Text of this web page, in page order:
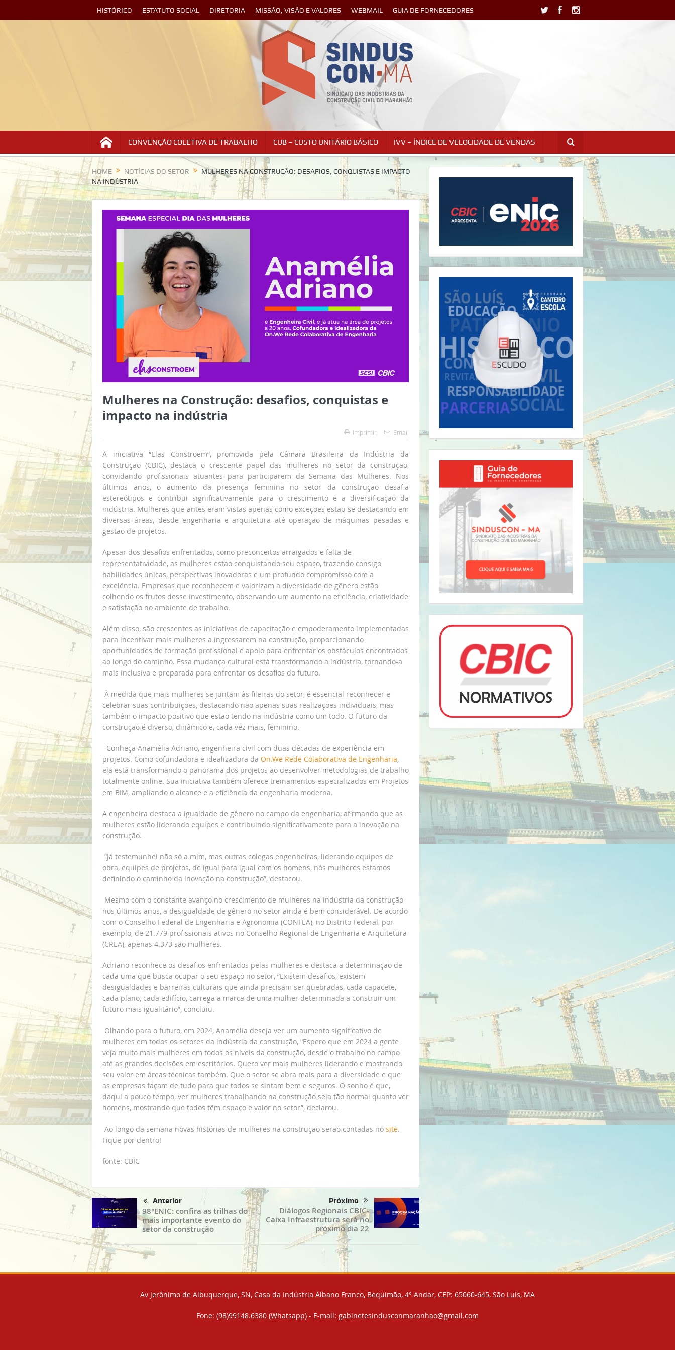
HISTÓRICO ESTATUTO SOCIAL DIRETORIA MISSÃO, VISÃO E VALORES WEBMAIL GUIA DE FORNECEDORES
CONVENÇÃO COLETIVA DE TRABALHO CUB – CUSTO UNITÁRIO BÁSICO IVV – ÍNDICE DE VELOCIDADE DE VENDAS
HOME NOTÍCIAS DO SETOR
MULHERES NA CONSTRUÇÃO: DESAFIOS, CONQUISTAS E IMPACTO
NA INDÚSTRIA
Mulheres na Construção: desafios, conquistas e
impacto na indústria
Imprimir Email
A iniciativa “Elas Constroem”, promovida pela Câmara Brasileira da Indústria da
Construção (CBIC), destaca o crescente papel das mulheres no setor da construção,
convidando profissionais atuantes para participarem da Semana das Mulheres. Nos
últimos anos, o aumento da presença feminina no setor da construção desafia
estereótipos e contribui significativamente para o crescimento e a diversificação da
indústria. Mulheres que antes eram vistas apenas como exceções estão se destacando em
diversas áreas, desde engenharia e arquitetura até operação de máquinas pesadas e
gestão de projetos.
Apesar dos desafios enfrentados, como preconceitos arraigados e falta de
representatividade, as mulheres estão conquistando seu espaço, trazendo consigo
habilidades únicas, perspectivas inovadoras e um profundo compromisso com a
excelência. Empresas que reconhecem e valorizam a diversidade de gênero estão
colhendo os frutos desse investimento, observando um aumento na eficiência, criatividade
e satisfação no ambiente de trabalho.
Além disso, são crescentes as iniciativas de capacitação e empoderamento implementadas
para incentivar mais mulheres a ingressarem na construção, proporcionando
oportunidades de formação profissional e apoio para enfrentar os obstáculos encontrados
ao longo do caminho. Essa mudança cultural está transformando a indústria, tornando-a
mais inclusiva e preparada para enfrentar os desafios do futuro.
À medida que mais mulheres se juntam às fileiras do setor, é essencial reconhecer e
celebrar suas contribuições, destacando não apenas suas realizações individuais, mas
também o impacto positivo que estão tendo na indústria como um todo. O futuro da
construção é diverso, dinâmico e, cada vez mais, feminino.
Conheça Anamélia Adriano, engenheira civil com duas décadas de experiência em
projetos. Como cofundadora e idealizadora da On.We Rede Colaborativa de Engenharia,
ela está transformando o panorama dos projetos ao desenvolver metodologias de trabalho
totalmente online. Sua iniciativa também oferece treinamentos especializados em Projetos
em BIM, ampliando o alcance e a eficiência da engenharia moderna.
A engenheira destaca a igualdade de gênero no campo da engenharia, afirmando que as
mulheres estão liderando equipes e contribuindo significativamente para a inovação na
construção.
“Já testemunhei não só a mim, mas outras colegas engenheiras, liderando equipes de
obra, equipes de projetos, de igual para igual com os homens, nós mulheres estamos
definindo o caminho da inovação na construção”, destacou.
Mesmo com o constante avanço no crescimento de mulheres na indústria da construção
nos últimos anos, a desigualdade de gênero no setor ainda é bem considerável. De acordo
com o Conselho Federal de Engenharia e Agronomia (CONFEA), no Distrito Federal, por
exemplo, de 21.779 profissionais ativos no Conselho Regional de Engenharia e Arquitetura
(CREA), apenas 4.373 são mulheres.
Adriano reconhece os desafios enfrentados pelas mulheres e destaca a determinação de
cada uma que busca ocupar o seu espaço no setor, “Existem desafios, existem
desigualdades e barreiras culturais que ainda precisam ser quebradas, cada capacete,
cada plano, cada edifício, carrega a marca de uma mulher determinada a construir um
futuro mais igualitário”, concluiu.
Olhando para o futuro, em 2024, Anamélia deseja ver um aumento significativo de
mulheres em todos os setores da indústria da construção, “Espero que em 2024 a gente
veja muito mais mulheres em todos os níveis da construção, desde o trabalho no campo
até as grandes decisões em escritórios. Quero ver mais mulheres liderando e mostrando
seu valor em áreas técnicas também. Que o setor se abra mais para a diversidade e que
as empresas façam de tudo para que todos se sintam bem e seguros. O sonho é que,
daqui a pouco tempo, ver mulheres trabalhando na construção seja tão normal quanto ver
homens, mostrando que todos têm espaço e valor no setor”, declarou.
Ao longo da semana novas histórias de mulheres na construção serão contadas no site.
Fique por dentro!
fonte: CBIC
Anterior
98°ENIC: confira as trilhas do
mais importante evento do
setor da construção
Próximo
Diálogos Regionais CBIC-
Caixa Infraestrutura será no
próximo dia 22
Av Jerônimo de Albuquerque, SN, Casa da Indústria Albano Franco, Bequimão, 4° Andar, CEP: 65060-645, São Luís, MA
Fone: (98)99148.6380 (Whatsapp) - E-mail: gabinetesindusconmaranhao@gmail.com